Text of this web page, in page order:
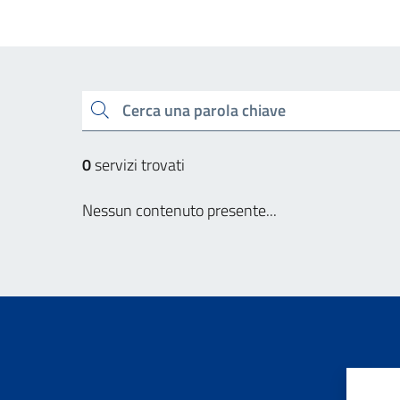
Cerca una parola chiave
0servizi trovati
Nessun contenuto presente...